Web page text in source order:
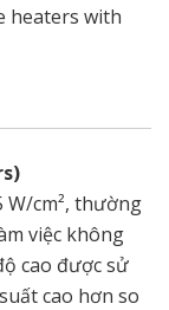
heaters with
W/cm², thường
việc không
cao được sử
cao hơn so